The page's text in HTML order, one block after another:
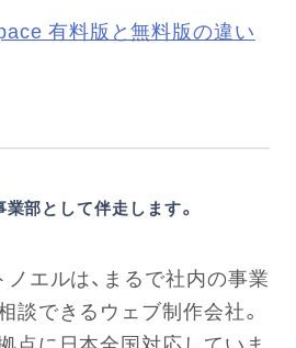
有料版と無料版の違い
部として伴走します。
ノエルは、まるで社内の事業
談できるウェブ制作会社。